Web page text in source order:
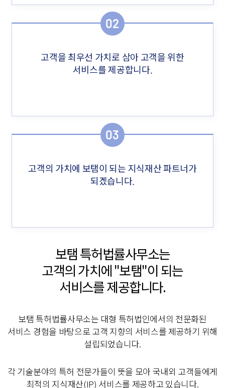
02
고객을 최우선 가치로 삼아 고객을 위한
서비스를 제공합니다.
03
고객의 가치에 보탬이 되는 지식재산 파트너가
되겠습니다.
보탬 특허법률사무소는
고객의 가치에"보탬"이 되는
서비스를 제공합니다.
보탬 특허법률사무소는 대형 특허법인에서의 전문화된
서비스 경험을 바탕으로 고객 지향의 서비스를 제공하기 위해
설립되었습니다.
각 기술분야의 특허 전문가들이 뜻을 모아 국내외 고객들에게
최적의 지식재산(IP) 서비스를 제공하고 있습니다.